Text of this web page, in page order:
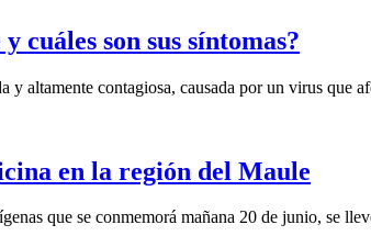
cuáles son sus síntomas?
y altamente contagiosa, causada por un virus que
en la región del Maule
que se conmemorá mañana 20 de junio, se